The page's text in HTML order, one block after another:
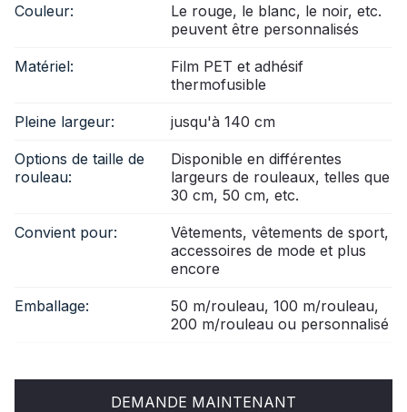
Couleur:
Le rouge, le blanc, le noir, etc.
peuvent être personnalisés
Matériel:
Film PET et adhésif
thermofusible
Pleine largeur: jusqu'à 140 cm
Options de taille de
rouleau:
Disponible en différentes
largeurs de rouleaux, telles que
30 cm, 50 cm, etc.
Convient pour:
Vêtements, vêtements de sport,
accessoires de mode et plus
encore
Emballage:
50 m/rouleau, 100 m/rouleau,
200 m/rouleau ou personnalisé
DEMANDE MAINTENANT